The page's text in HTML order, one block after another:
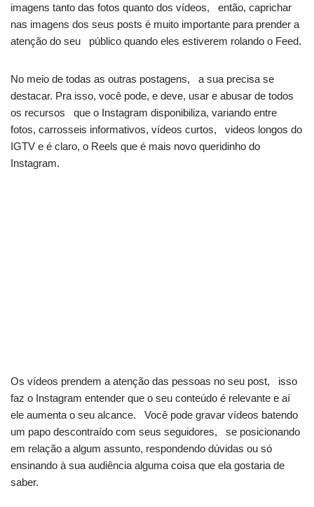
imagens tanto das fotos quanto dos vídeos, então, caprichar
nas imagens dos seus posts é muito importante para prender a
atenção do seu público quando eles estiverem rolando o Feed.
No meio de todas as outras postagens, a sua precisa se
destacar. Pra isso, você pode, e deve, usar e abusar de todos
os recursos que o Instagram disponibiliza, variando entre
fotos, carrosseis informativos, vídeos curtos, videos longos do
IGTV e é claro, o Reels que é mais novo queridinho do
Instagram.
Os vídeos prendem a atenção das pessoas no seu post, isso
faz o Instagram entender que o seu conteúdo é relevante e aí
ele aumenta o seu alcance. Você pode gravar vídeos batendo
um papo descontraído com seus seguidores, se posicionando
em relação a algum assunto, respondendo dúvidas ou só
ensinando à sua audiência alguma coisa que ela gostaria de
saber.